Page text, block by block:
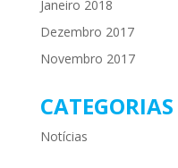
Janeiro 2018
Dezembro 2017
Novembro 2017
CATEGORIAS
Notícias